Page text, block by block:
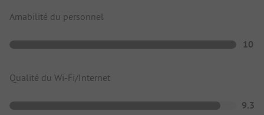
Amabilité du personnel
10
Qualité du Wi-Fi/Internet
9.3